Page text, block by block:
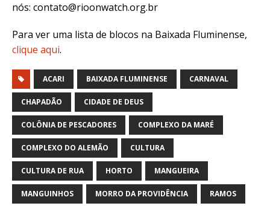
nós: contato@rioonwatch.org.br
Para ver uma lista de blocos na Baixada Fluminense,
clique aqui.
ACARI BAIXADA FLUMINENSE CARNAVAL
CHAPADÃO CIDADE DE DEUS
COLÔNIA DE PESCADORES COMPLEXO DA MARÉ
COMPLEXO DO ALEMÃO CULTURA
CULTURA DE RUA HORTO MANGUEIRA
MANGUINHOS MORRO DA PROVIDÊNCIA RAMOS